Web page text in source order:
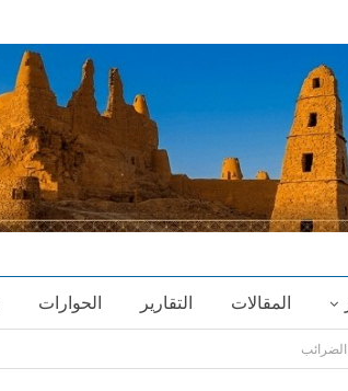
المقالات التقارير الحوارات